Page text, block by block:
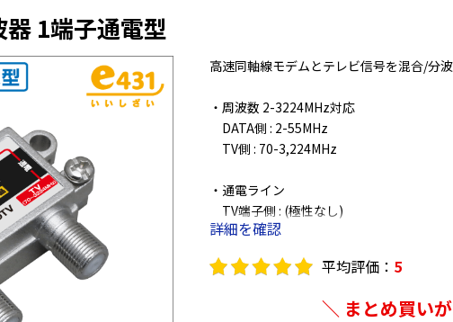
器 1端子通電型
高速同軸線モデムとテレビ信号を混合/分波
・周波数 2-3224MHz対応
DATA側 : 2-55MHz
TV側 : 70-3,224MHz
・通電ライン
TV端子側 : (極性なし)
DATA 端子側 :【2-5MHz】2.5dB以下、
詳細を確認
平均評価： 5
まとめ買い